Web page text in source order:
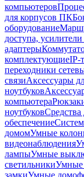
компьютеров
для корпусов ПК
оборудование
доступа, усилители
адаптеры
комплектующиеIP-
переходники
связиАксессуары
ноутбуков
компьютера
ноутбуковСредства
обеспечение
домомУмные
видеонаблюдения
лампыУмные
светильникиУмные
замкиУмные